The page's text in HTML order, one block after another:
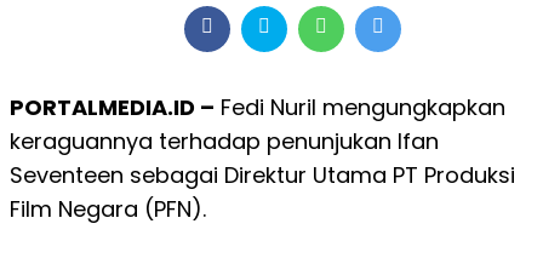
PORTALMEDIA.ID – Fedi Nuril mengungkapkan
keraguannya terhadap penunjukan Ifan
Seventeen sebagai Direktur Utama PT Produksi
Film Negara (PFN).